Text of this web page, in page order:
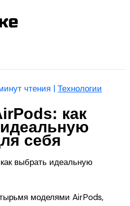
чтения |Технологии
как
себя
моделями AirPods,